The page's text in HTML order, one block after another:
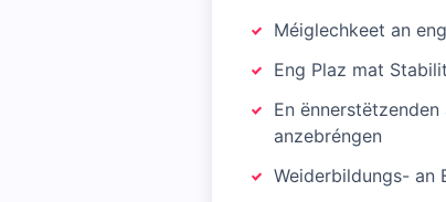
Méiglechkeet an
Eng Plaz mat
En
anzebréngen
Weiderbildungs- an